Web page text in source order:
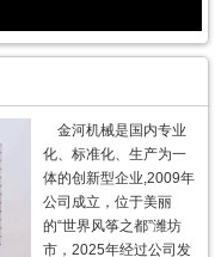
金河机械是国内专业
化、标准化、生产为一
体的创新型企业,2009年
公司成立，位于美丽
的“世界风筝之都”潍坊
市，2025年经过公司发